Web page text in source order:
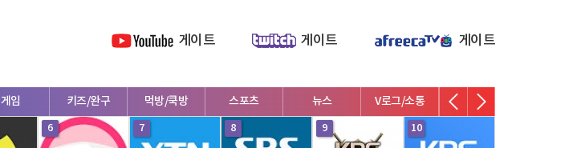
게이트 게이트 게이트
게임 키즈/완구 먹방/쿡방 스포츠 뉴스 V로그/소통 영화/뮤지컬
6 7 8 9 10